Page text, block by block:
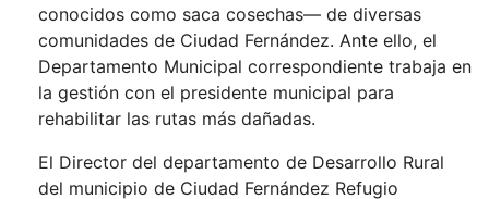
conocidos como saca cosechas— de diversas
comunidades de Ciudad Fernández. Ante ello, el
Departamento Municipal correspondiente trabaja en
la gestión con el presidente municipal para
rehabilitar las rutas más dañadas.
El Director del departamento de Desarrollo Rural
del municipio de Ciudad Fernández Refugio